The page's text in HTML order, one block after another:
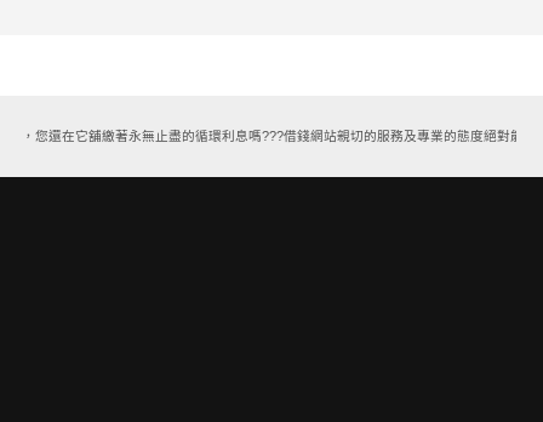
，您還在它舖繳著永無止盡的循環利息嗎???借錢網站親切的服務及專業的態度絕對能